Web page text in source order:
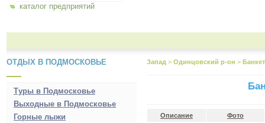
каталог предприятий
ОТДЫХ В ПОДМОСКОВЬЕ
Туры в Подмосковье
Выходные в Подмосковье
Горные лыжи
Запад > Одинцовский р-он >
Описание Фото